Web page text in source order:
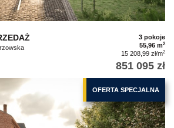
3 pokoje
55,96 m2
15 208,99 zł/m2
851 095 zł
OFERTA SPECJALNA